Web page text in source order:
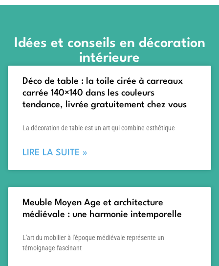
Idées et conseils en décoration
intérieure
Déco de table : la toile cirée à carreaux
carrée 140×140 dans les couleurs
tendance, livrée gratuitement chez vous
La décoration de table est un art qui combine esthétique
LIRE LA SUITE »
Meuble Moyen Age et architecture
médiévale : une harmonie intemporelle
L'art du mobilier à l'époque médiévale représente un
témoignage fascinant